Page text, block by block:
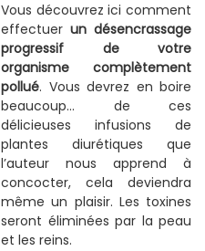
Vous découvrez ici comment
effectuer un désencrassage
progressif de votre
organisme complètement
pollué. Vous devrez en boire
beaucoup… de ces
délicieuses infusions de
plantes diurétiques que
l’auteur nous apprend à
concocter, cela deviendra
même un plaisir. Les toxines
seront éliminées par la peau
et les reins.